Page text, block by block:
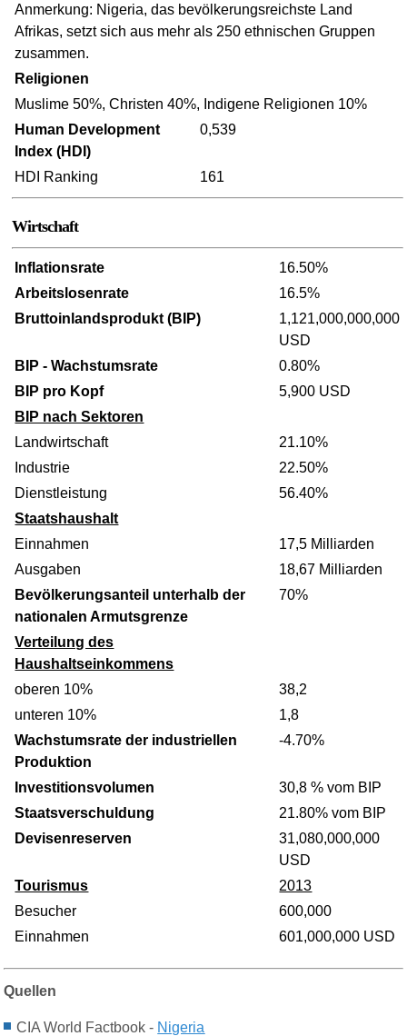
Anmerkung: Nigeria, das bevölkerungsreichste Land
Afrikas, setzt sich aus mehr als 250 ethnischen Gruppen
zusammen.
Religionen
Muslime 50%, Christen 40%, Indigene Religionen 10%
Human Development
Index (HDI)
0,539
HDI Ranking 161
Wirtschaft
Inflationsrate
16.50%
Arbeitslosenrate
16.5%
Bruttoinlandsprodukt (BIP)
1,121,000,000,000
USD
BIP - Wachstumsrate
0.80%
BIP pro Kopf
5,900 USD
BIP nach Sektoren
Landwirtschaft
21.10%
Industrie
22.50%
Dienstleistung
56.40%
Staatshaushalt
Einnahmen
17,5 Milliarden
Ausgaben
18,67 Milliarden
Bevölkerungsanteil unterhalb der
nationalen Armutsgrenze
70%
Verteilung des
Haushaltseinkommens
oberen 10%
38,2
unteren 10%
1,8
Wachstumsrate der industriellen
Produktion
-4.70%
Investitionsvolumen
30,8 % vom BIP
Staatsverschuldung
21.80% vom BIP
Devisenreserven
31,080,000,000
USD
Tourismus
2013
Besucher
600,000
Einnahmen
601,000,000 USD
Quellen
CIA World Factbook - Nigeria